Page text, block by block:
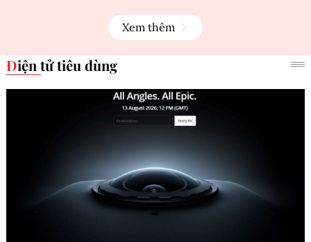
Xem thêm
Điện tử tiêu dùng